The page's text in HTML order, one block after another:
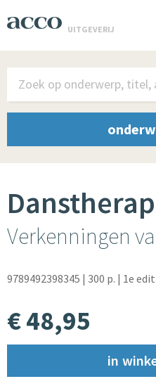
UITGEVERIJ
Verkenningen
9789492398345 | 300 p. | 1e
€ 48,95